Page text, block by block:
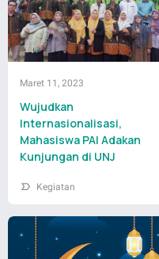
Maret 11, 2023
Wujudkan
Internasionalisasi,
Mahasiswa PAI Adakan
Kunjungan di UNJ
Kegiatan